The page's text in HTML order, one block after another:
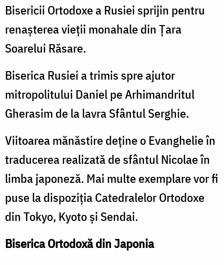
Bisericii Ortodoxe a Rusiei sprijin pentru
renaşterea vieţii monahale din Ţara
Soarelui Răsare.
Biserica Rusiei a trimis spre ajutor
mitropolitului Daniel pe Arhimandritul
Gherasim de la lavra Sfântul Serghie.
Viitoarea mănăstire deţine o Evanghelie în
traducerea realizată de sfântul Nicolae în
limba japoneză. Mai multe exemplare vor fi
puse la dispoziţia Catedralelor Ortodoxe
din Tokyo, Kyoto şi Sendai.
Biserica Ortodoxă din Japonia